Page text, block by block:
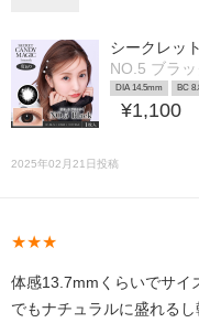
シークレッ
NO.5 ブラッ
DIA 14.5mm BC
¥1,100
2025年02月21日投稿
★★★
体感13.7mmくらいでサイ
でもナチュラルに盛れるし